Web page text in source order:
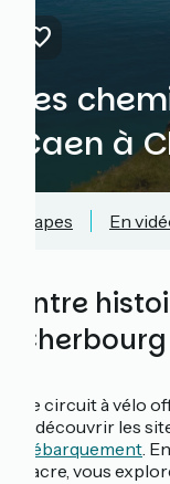
Les
Caen à
Étapes En
Entre
Cherbourg
Ce circuit à vélo
redécouvrir les
Débarquement.
Nacre, vous